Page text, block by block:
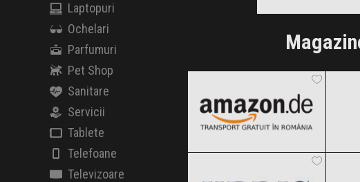
Laptopuri
Ochelari
Parfumuri
Pet Shop
Sanitare
Servicii
Tablete
Telefoane
Televizoare
Clic și Vezi
Clic și Vezi Ofertele!